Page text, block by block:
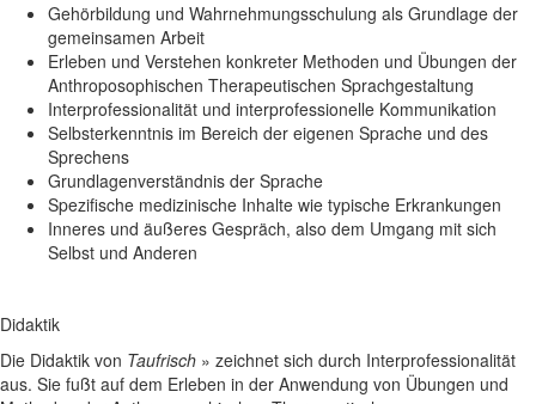
Gehörbildung und Wahrnehmungsschulung als Grundlage der
gemeinsamen Arbeit
Erleben und Verstehen konkreter Methoden und Übungen der
Anthroposophischen Therapeutischen Sprachgestaltung
Interprofessionalität und interprofessionelle Kommunikation
Selbsterkenntnis im Bereich der eigenen Sprache und des
Sprechens
Grundlagenverständnis der Sprache
Spezifische medizinische Inhalte wie typische Erkrankungen
Inneres und äußeres Gespräch, also dem Umgang mit sich
Selbst und Anderen
Didaktik
Die Didaktik von Taufrisch » zeichnet sich durch Interprofessionalität
aus. Sie fußt auf dem Erleben in der Anwendung von Übungen und